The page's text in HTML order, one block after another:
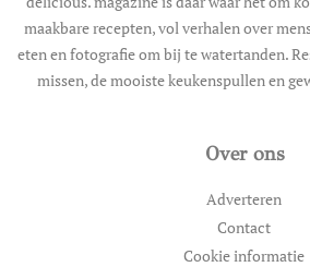
maakbare recepten, vol verhalen over
eten en fotografie om bij te watertanden.
missen, de mooiste keukenspullen en
Over ons
Adverteren
Contact
Cookie informatie